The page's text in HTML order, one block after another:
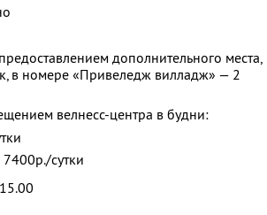
дополнительного места,
в номере «Привеледж вилладж» — 2
велнесс-центра в будни:
сутки